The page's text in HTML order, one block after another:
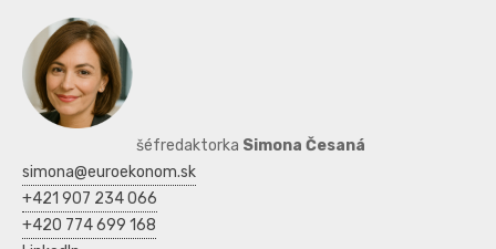
šéfredaktorka Simona Česaná
simona@euroekonom.sk
+421 907 234 066
+420 774 699 168